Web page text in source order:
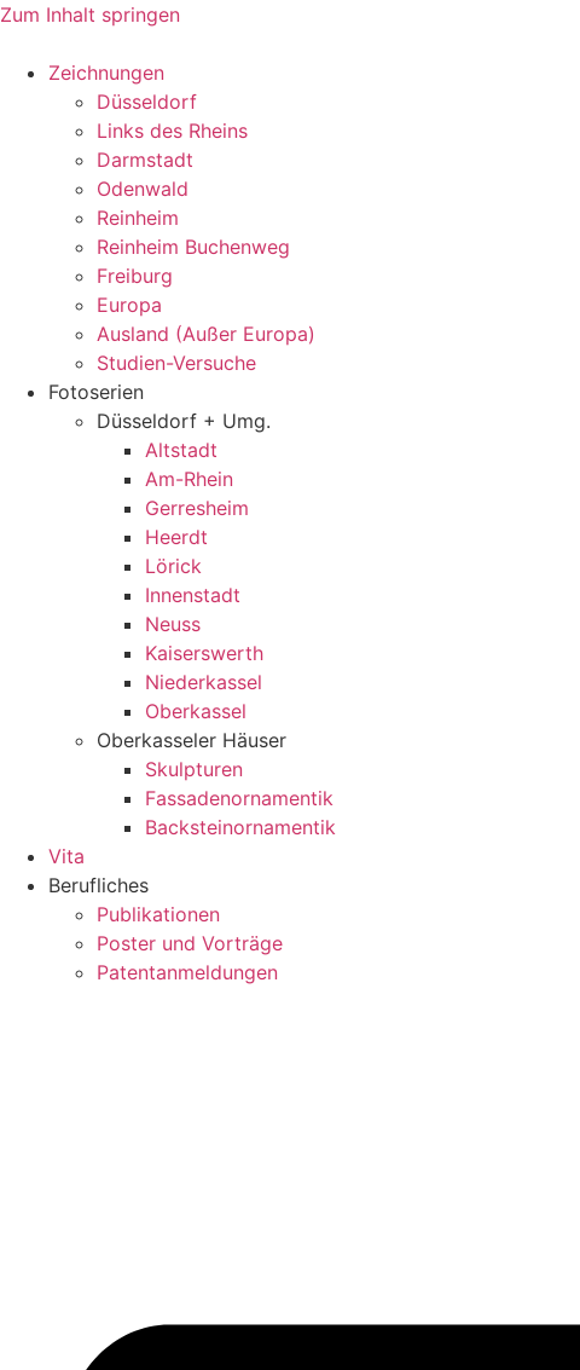
Zum Inhalt springen
Zeichnungen
Düsseldorf
Links des Rheins
Darmstadt
Odenwald
Reinheim
Reinheim Buchenweg
Freiburg
Europa
Ausland (Außer Europa)
Studien-Versuche
Fotoserien
Düsseldorf + Umg.
Altstadt
Am-Rhein
Gerresheim
Heerdt
Lörick
Innenstadt
Neuss
Kaiserswerth
Niederkassel
Oberkassel
Oberkasseler Häuser
Skulpturen
Fassadenornamentik
Backsteinornamentik
Vita
Berufliches
Publikationen
Poster und Vorträge
Patentanmeldungen